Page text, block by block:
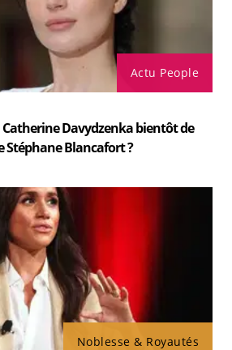
Actu People
Davydzenka bientôt de
Stéphane Blancafort ?
Noblesse & Royautés